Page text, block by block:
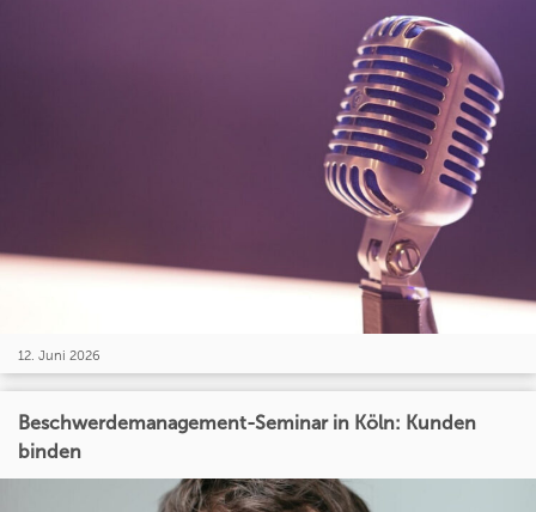
12. Juni 2026
Beschwerdemanagement-Seminar in Köln: Kunden
binden